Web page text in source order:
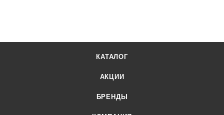
КАТАЛОГ
АКЦИИ
БРЕНДЫ